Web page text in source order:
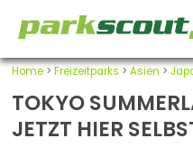
Home> Freizeitparks > Asien >
TOKYO
JETZT HIER